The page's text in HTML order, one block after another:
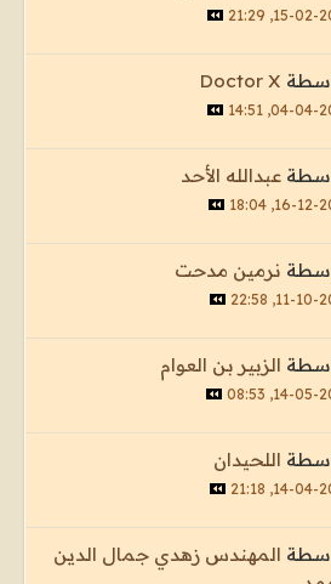
15-02-2018,
Doctor X
04-04-2017,
عبدالله الأحد
16-12-2015,
نرمين مدحت
11-10-2015,
الزبير بن العوام
14-05-2014,
اللحيدان
14-04-2014,
المهندس زهدي جمال الدين